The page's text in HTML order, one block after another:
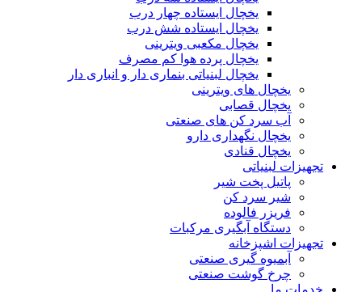
یخچال ایستاده چهار درب
یخچال ایستاده شش درب
یخچال مکعبی ویترینی
یخچال پرده هوا کم مصرف
یخچال لبنیاتی بنماری دار و انباری دار
یخچال های ویترینی
یخچال قصابی
آب سرد کن های صنعتی
یخچال نگهداری دارو
یخچال قنادی
تجهیزات لبنیاتی
پاتیل پخت شیر
شیر سرد کن
فریزر فالوده
دستگاه آبگیری مرکبات
تجهیزات اشپزخانه
آبمیوه گیری صنعتی
چرخ گوشت صنعتی
خدمات ما